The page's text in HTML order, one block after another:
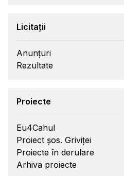
Licitații
Anunțuri
Rezultate
Proiecte
Eu4Cahul
Proiect șos. Griviței
Proiecte în derulare
Arhiva proiecte